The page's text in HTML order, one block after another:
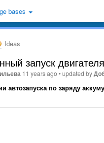
bases
Ideas
запуск двигателя
11 years ago•updated by
автозапуска по заряду